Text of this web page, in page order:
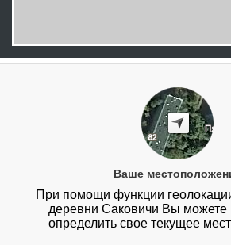
Ваше
При помощи функции
деревни Саковичи Вы можете
определить свое текущее